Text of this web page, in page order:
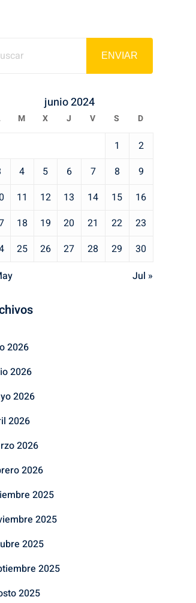
ENVIAR
junio 2024
M X J V S D
1
2
4 5 6 7 8
9
11 12 13 14 15
16
18 19 20 21 22
23
25 26 27 28 29
30
Jul »
2026
2026
2026
2026
2026
2026
2025
2025
2025
2025
2025